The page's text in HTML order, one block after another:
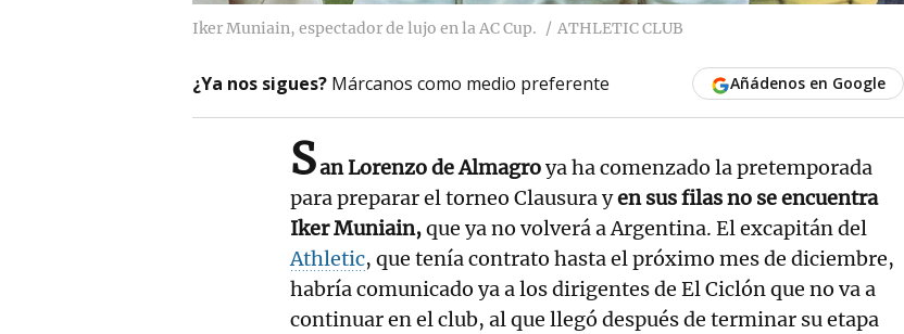
Iker Muniain, espectador de lujo en la AC Cup. ATHLETIC CLUB
¿Ya nos sigues? Márcanos como medio preferente Añádenos en Google
San Lorenzo de Almagroya ha comenzado la pretemporada
para preparar el torneo Clausura yen sus filas no se encuentra
Iker Muniain,que ya no volverá a Argentina. El excapitán del
Athletic, que tenía contrato hasta el próximo mes de diciembre,
habría comunicado ya a los dirigentes de El Ciclón que no va a
continuar en el club, al que llegó después de terminar su etapa